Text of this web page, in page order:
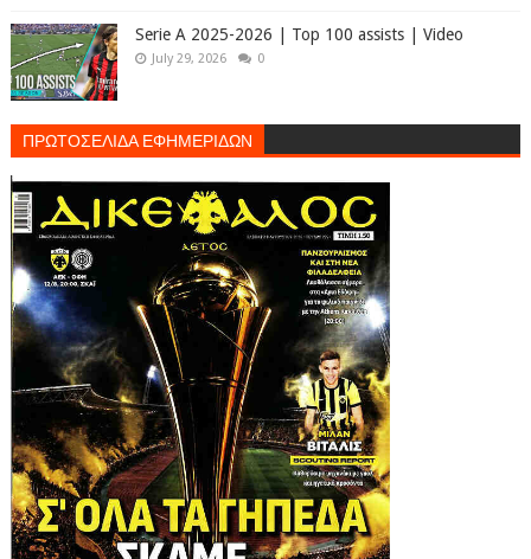
Serie A 2025-2026 | Top 100 assists | Video
July 29, 2026 0
ΠΡΩΤΟΣΕΛΙΔΑ ΕΦΗΜΕΡΙΔΩΝ